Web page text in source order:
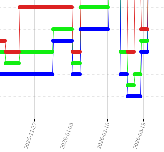
2025-11-27 2026-01-03 2026-02-10 2026-03-19